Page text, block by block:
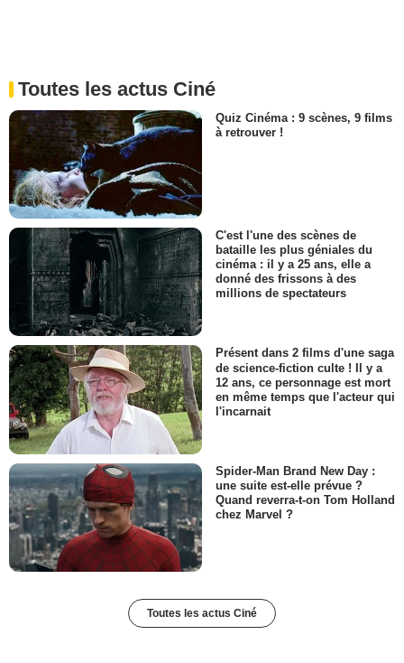
Toutes les actus Ciné
Quiz Cinéma : 9 scènes, 9 films
à retrouver !
C'est l'une des scènes de
bataille les plus géniales du
cinéma : il y a 25 ans, elle a
donné des frissons à des
millions de spectateurs
Présent dans 2 films d'une saga
de science-fiction culte ! Il y a
12 ans, ce personnage est mort
en même temps que l'acteur qui
l'incarnait
Spider-Man Brand New Day :
une suite est-elle prévue ?
Quand reverra-t-on Tom Holland
chez Marvel ?
Toutes les actus Ciné